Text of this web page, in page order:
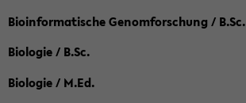
Bioinformatische Genomforschung / B.Sc.
Biologie / B.Sc.
Biologie / M.Ed.